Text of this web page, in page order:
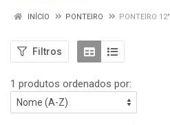
INÍCIO PONTEIRO PONTEIRO 12"
Filtros
1 produtos ordenados por: